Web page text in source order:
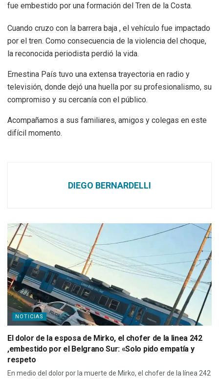
fue embestido por una formación del Tren de la Costa.
Cuando cruzo con la barrera baja , el vehículo fue impactado
por el tren. Como consecuencia de la violencia del choque,
la reconocida periodista perdió la vida.
Ernestina País tuvo una extensa trayectoria en radio y
televisión, donde dejó una huella por su profesionalismo, su
compromiso y su cercanía con el público.
Acompañamos a sus familiares, amigos y colegas en este
difícil momento.
DIEGO BERNARDELLI
NOTICIAS
El dolor de la esposa de Mirko, el chofer de la linea 242
,embestido por el Belgrano Sur: «Solo pido empatía y
respeto
En medio del dolor por la muerte de Mirko, el chofer de la línea 242